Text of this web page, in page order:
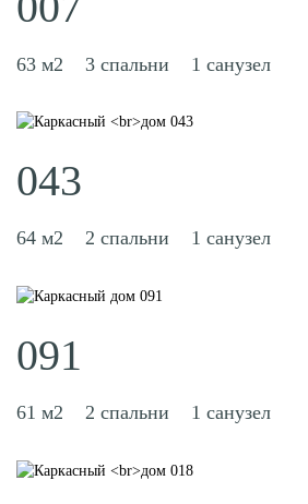
63 м2 3 спальни 1 санузел
043
64 м2 2 спальни 1 санузел
091
61 м2 2 спальни 1 санузел